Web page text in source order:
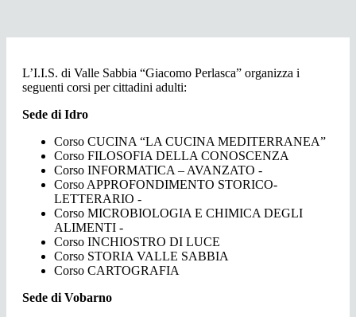
L’I.I.S. di Valle Sabbia “Giacomo Perlasca” organizza i
seguenti corsi per cittadini adulti:
Sede di Idro
Corso CUCINA “LA CUCINA MEDITERRANEA”
Corso FILOSOFIA DELLA CONOSCENZA
Corso INFORMATICA – AVANZATO -
Corso APPROFONDIMENTO STORICO-
LETTERARIO -
Corso MICROBIOLOGIA E CHIMICA DEGLI
ALIMENTI -
Corso INCHIOSTRO DI LUCE
Corso STORIA VALLE SABBIA
Corso CARTOGRAFIA
Sede di Vobarno